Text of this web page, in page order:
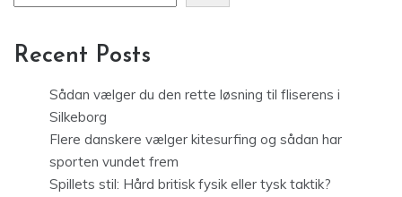
Recent Posts
Sådan vælger du den rette løsning til fliserens i
Silkeborg
Flere danskere vælger kitesurfing og sådan har
sporten vundet frem
Spillets stil: Hård britisk fysik eller tysk taktik?